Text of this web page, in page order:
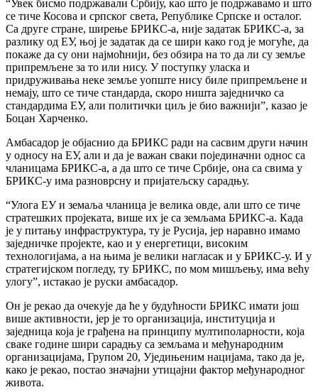
“Увек бисмо подржавали Србију, као што је подржавамо и што
се тиче Косова и српског света, Републике Српске и осталог.
Са друге стране, ширење БРИКС-а, није задатак БРИКС-а, за
разлику од ЕУ, њој је задатак да се шири како год је могуће, да
покаже да су они најмоћнији, без обзира на то да ли су земље
припремљене за то или нису. У поступку уласка и
придруживања неке земље уопште нису биле припремљене и
немају, што се тиче стандарда, скоро ништа заједничко са
стандардима ЕУ, али политички циљ је био важнији”, казао је
Боцан Харченко.
Амбасадор је објаснио да БРИКС ради на сасвим други начин
у односу на ЕУ, али и да је важан сваки појединачни однос са
чланицама БРИКС-а, а да што се тиче Србије, она са свима у
БРИКС-у има разноврсну и пријатељску сарадњу.
“Улога ЕУ и земаља чланица је велика овде, али што се тиче
стратешких пројеката, више их је са земљама БРИКС-а. Када
је у питању инфраструктура, ту је Русија, јер наравно имамо
заједничке пројекте, као и у енергетици, високим
технологијама, а на њима је велики нагласак и у БРИКС-у. И у
стратегијском погледу, ту БРИКС, по мом мишљењу, има већу
улогу”, истакао је руски амбасадор.
Он је рекао да очекује да ће у будућности БРИКС имати још
више активности, јер је то организација, институција и
заједница која је грађена на принципу мултиполарности, која
сваке године шири сарадњу са земљама и међународним
организацијама, Групом 20, Уједињеним нацијама, тако да је,
како је рекао, постао значајни утицајни фактор међународног
живота.